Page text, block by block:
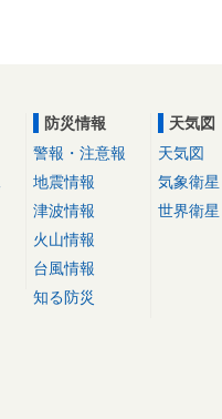
防災情報
警報・注意報
地震情報
津波情報
火山情報
台風情報
知る防災
天気図
天気図
気象衛星
世界衛星